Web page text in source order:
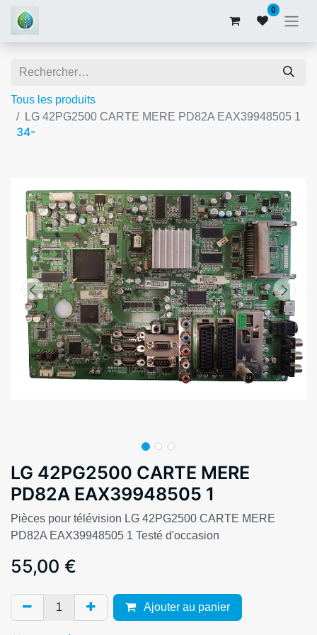
0
Tous les produits
LG 42PG2500 CARTE MERE PD82A EAX39948505 1
34-
LG 42PG2500 CARTE MERE
PD82A EAX39948505 1
Pièces pour télévision LG 42PG2500 CARTE MERE
PD82A EAX39948505 1 Testé d'occasion
55,00 €
Ajouter au panier